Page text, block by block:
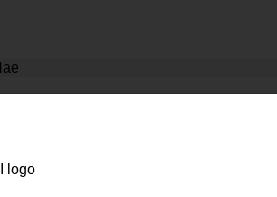
ihailemaan näkymiä kera viilentävän